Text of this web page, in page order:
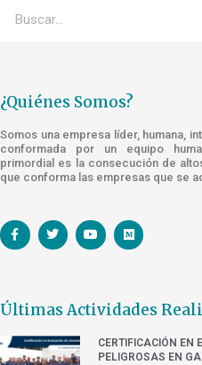
¿Quiénes Somos?
Somos una empresa líder, humana,
conformada por un equipo
primordial es la consecución de
que conforma las empresas que se
Últimas Actividades
CERTIFICACIÓN EN
PELIGROSAS EN